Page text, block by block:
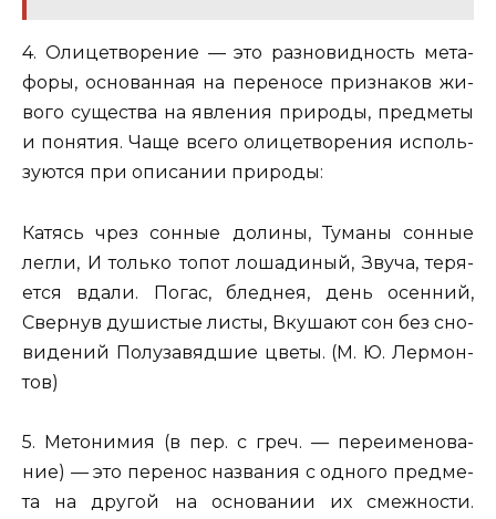
4. Оли­це­тво­ре­ние — это раз­но­вид­ность ме­та­
фо­ры, ос­но­ван­ная на пе­ре­но­се при­зна­ков жи­
во­го су­ще­ства на яв­ле­ния при­ро­ды, пред­ме­ты
и по­ня­тия. Чаще всего оли­це­тво­ре­ния ис­поль­
зу­ют­ся при опи­са­нии при­ро­ды:
Ка­тясь чрез сон­ные до­ли­ны, Ту­ма­ны сон­ные
легли, И толь­ко топот ло­ша­ди­ный, Звуча, те­ря­
ет­ся вдали. Погас, блед­нея, день осен­ний,
Свер­нув ду­ши­стые листы, Вку­ша­ют сон без сно­
ви­де­ний По­лу­за­вяд­шие цветы. (М. Ю. Лер­мон­
тов)
5. Ме­то­ни­мия (в пер. с греч. — пе­ре­име­но­ва­
ние) — это пе­ре­нос на­зва­ния с од­но­го пред­ме­
та на дру­гой на ос­но­ва­нии их смеж­но­сти.